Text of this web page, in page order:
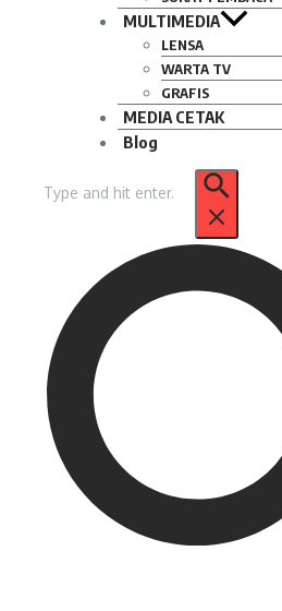
MULTIMEDIA
LENSA
WARTA TV
GRAFIS
MEDIA CETAK
Blog
untuk: